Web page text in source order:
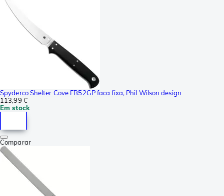
Spyderco Shelter Cove FB52GP faca fixa, Phil Wilson design
113,99 €
Em stock
Comparar